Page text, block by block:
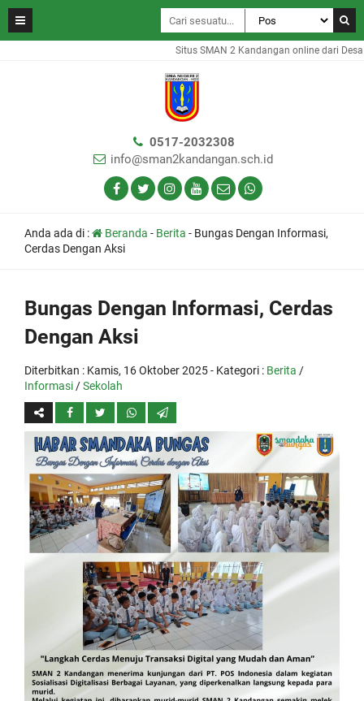
Situs SMAN 2 Kandangan online dari Desa
0517-2032308
info@sman2kandangan.sch.id
Anda ada di : Beranda - Berita - Bungas Dengan Informasi,
Cerdas Dengan Aksi
Bungas Dengan Informasi, Cerdas
Dengan Aksi
Diterbitkan : Kamis, 16 Oktober 2025- Kategori : Berita /
Informasi /Sekolah